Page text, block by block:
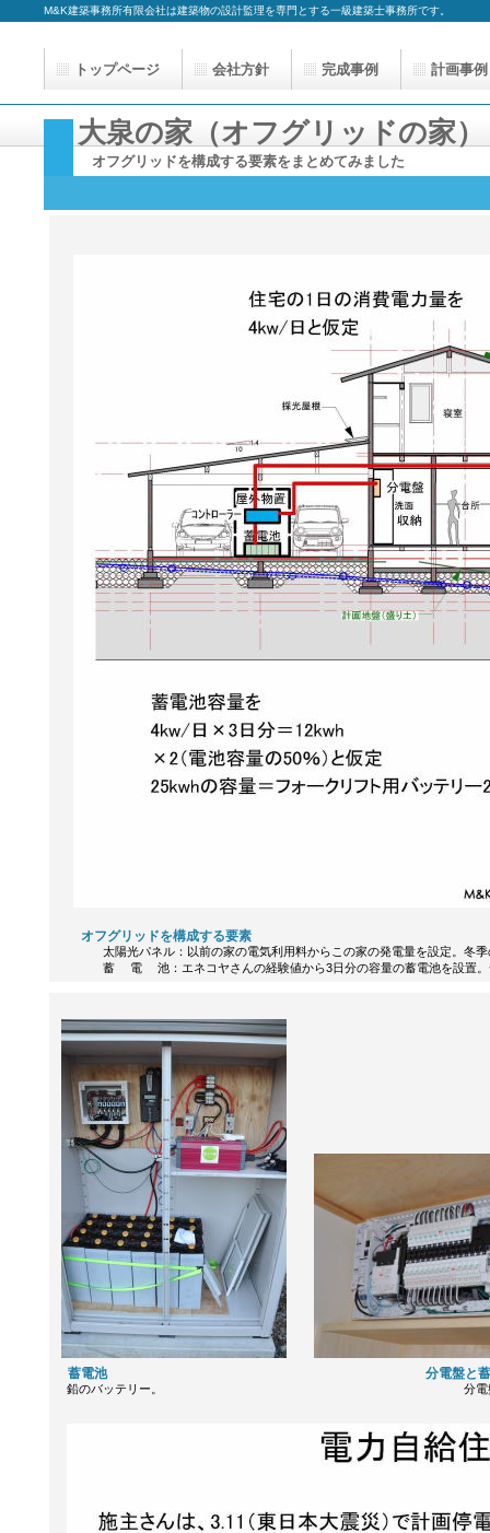
M&K建築事務所有限会社は建築物の設計監理を専門とする一級建築士事務所です。
大泉の家（オフグリッドの家）
オフグリッドを構成する要素をまとめてみました
オフグリッドを構成する要
太陽光パネル：以前の家の電気利用料からこの家の発電量を設定。冬季
蓄 電 池：エネコヤさんの経験値から3日分の容量の蓄電池を設置
蓄電池 分電盤と蓄電池残
鉛のバッテリー。 分電盤で東電との接続を制御
トップページ 会社方針 完成事例 計画事例